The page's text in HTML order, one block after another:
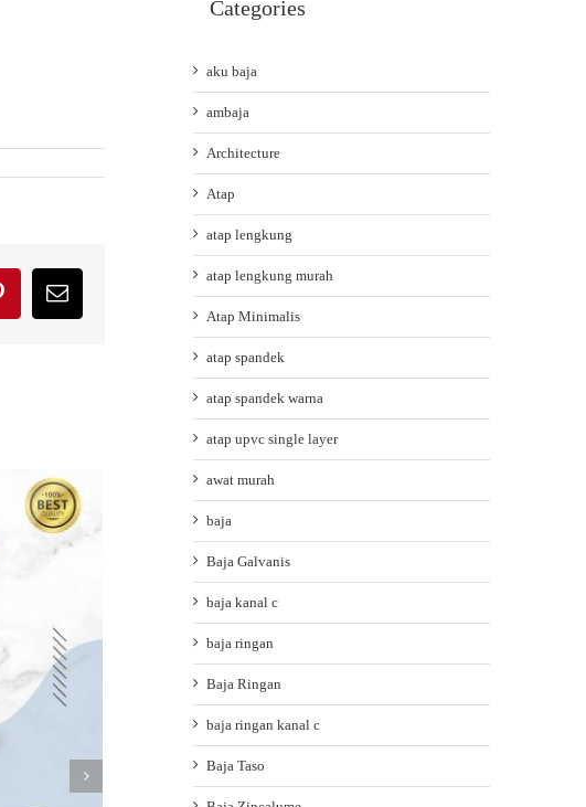
PinterestEmail
Categories
aku baja
ambaja
Architecture
Atap
atap lengkung
atap lengkung murah
Atap Minimalis
atap spandek
atap spandek warna
atap upvc single layer
awat murah
baja
Baja Galvanis
baja kanal c
baja ringan
Baja Ringan
baja ringan kanal c
Baja Taso